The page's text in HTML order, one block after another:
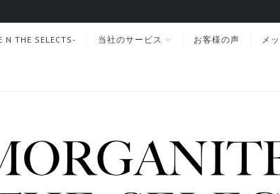
N THE SELECTS- 当社のサービス お客様の声 メ